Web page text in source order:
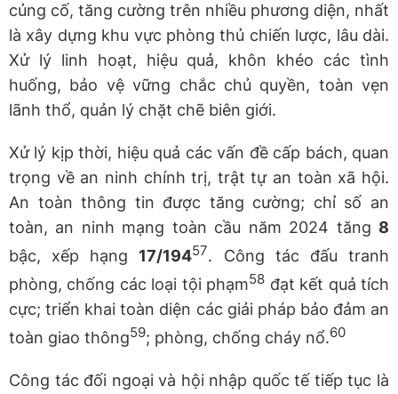
củng cố, tăng cường trên nhiều phương diện, nhất
là xây dựng khu vực phòng thủ chiến lược, lâu dài.
Xử lý linh hoạt, hiệu quả, khôn khéo các tình
huống, bảo vệ vững chắc chủ quyền, toàn vẹn
lãnh thổ, quản lý chặt chẽ biên giới.
Xử lý kịp thời, hiệu quả các vấn đề cấp bách, quan
trọng về an ninh chính trị, trật tự an toàn xã hội.
An toàn thông tin được tăng cường; chỉ số an
toàn, an ninh mạng toàn cầu năm 2024 tăng 8
bậc, xếp hạng 17/19457. Công tác đấu tranh
phòng, chống các loại tội phạm58 đạt kết quả tích
cực; triển khai toàn diện các giải pháp bảo đảm an
toàn giao thông59; phòng, chống cháy nổ.60
Công tác đối ngoại và hội nhập quốc tế tiếp tục là